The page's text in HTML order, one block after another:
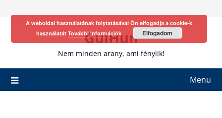
GulHun
Nem minden arany, ami fénylik!
Menu
A weboldal használatának folytatásával Ön elfogadja a cookie-k
használatát További információk Elfogadom